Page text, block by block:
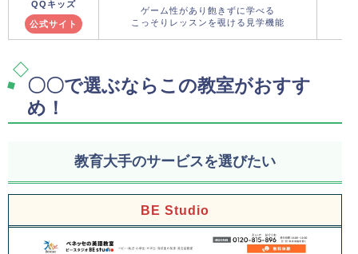
QQキッズ
公式サイト
ゲーム性があり飽きずに学べる
こっそりレッスンを覗ける見学機能
〇〇で選ぶならこの教室がおすす
め！
教育大手のサービスを選びたい
BE Studio